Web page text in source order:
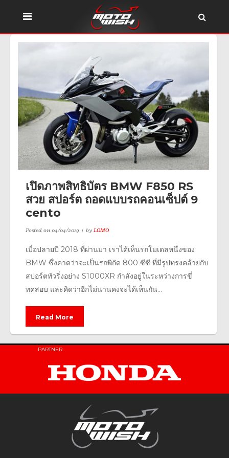
เปิดภาพสิทธิบัตร BMW F850 RS
สวย สปอร์ต ถอดแบบรถคอนเซ็ปต์ 9
cento
Posted on04/04/2019 byLOMO
เมื่อปลายปี 2018 ที่ผ่านมา เราได้เห็นรถโมเดลหนึ่งของ
BMW ซึ่งคาดว่าจะเป็นรถพิกัด 800 ซีซี ที่มีรูปทรงคล้ายกับ
สปอร์ตทัวริ่งอย่าง S1000XR กำลังอยู่ในระหว่างการขี่
ทดสอบ และคิดว่าอีกไม่นานคงจะได้เห็นกัน...
Read More
PARTNER